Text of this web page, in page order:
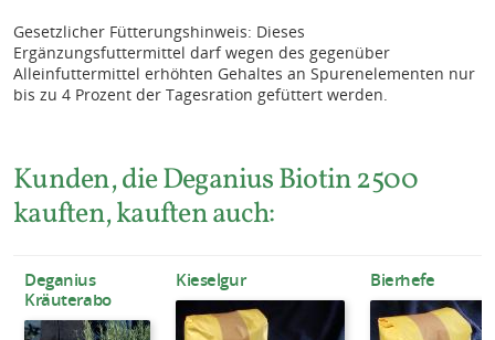
Gesetzlicher Fütterungshinweis: Dieses
Ergänzungsfuttermittel darf wegen des gegenüber
Alleinfuttermittel erhöhten Gehaltes an Spurenelementen nur
bis zu 4 Prozent der Tagesration gefüttert werden.
Kunden, die Deganius Biotin 2500
kauften, kauften auch:
Deganius
Kräuterabo
Kieselgur Bierhefe